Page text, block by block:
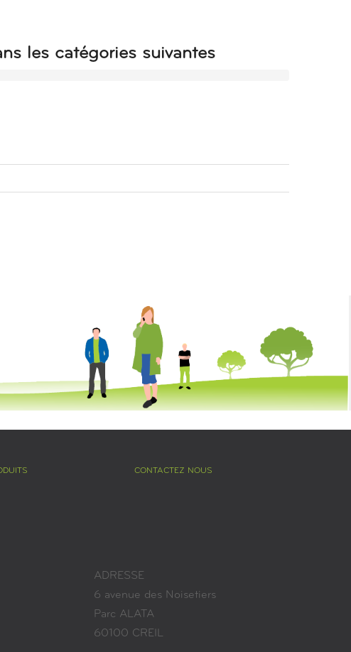
les catégories suivantes
CONTACTEZ NOUS
ADRESSE
6 avenue des Noisetiers
Parc ALATA
60100 CREIL